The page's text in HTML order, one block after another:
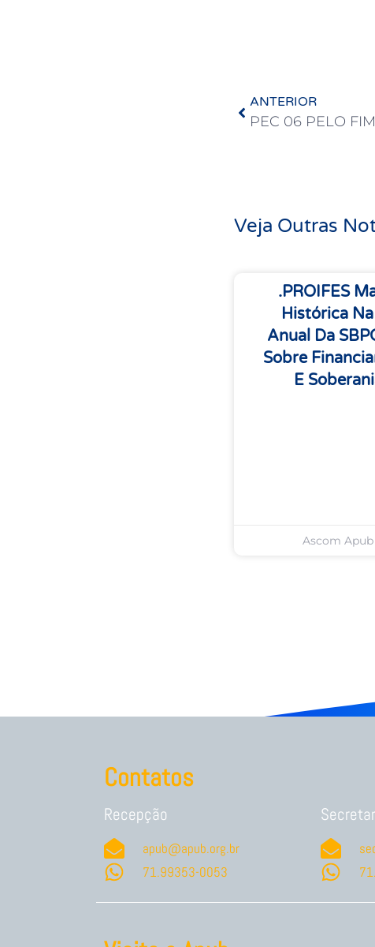
ANTERIOR
Veja Outras
.PROIFES
Histórica
Anual Da
Sobre
E
Ascom Apub
Contatos
Recepção
apub@apub.org.br
71.99353-0053